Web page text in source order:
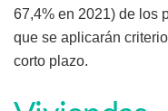
67,4% en 2021) de los
que se aplicarán
corto plazo.